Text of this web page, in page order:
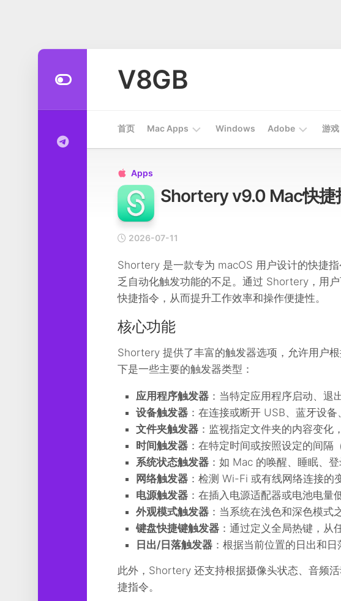
V8GB
首页 Mac Apps
开
统
工
图
形
计
体
软
件
娱
乐
Windows Adobe 游戏
 Apps
Shortery v9.0 Mac快捷
2026-07-11
Shortery 是一款专为 macOS 用户设计的快捷
乏自动化触发功能的不足。通过 Shortery，用
快捷指令，从而提升工作效率和操作便捷性。
核心功能
Shortery 提供了丰富的触发器选项，允许用户
下是一些主要的触发器类型：
应用程序触发器 ：当特定应用程序启动、退
设备触发器 ：在连接或断开 USB、蓝牙设备
文件夹触发器 ：监视指定文件夹的内容变化
时间触发器 ：在特定时间或按照设定的间隔
系统状态触发器 ：如 Mac 的唤醒、睡眠、
网络触发器 ：检测 Wi-Fi 或有线网络连接的
电源触发器 ：在插入电源适配器或电池电量
外观模式触发器 ：当系统在浅色和深色模式
键盘快捷键触发器 ：通过定义全局热键，从
日出/日落触发器 ：根据当前位置的日出和日
此外，Shortery 还支持根据摄像头状态、音频
捷指令。